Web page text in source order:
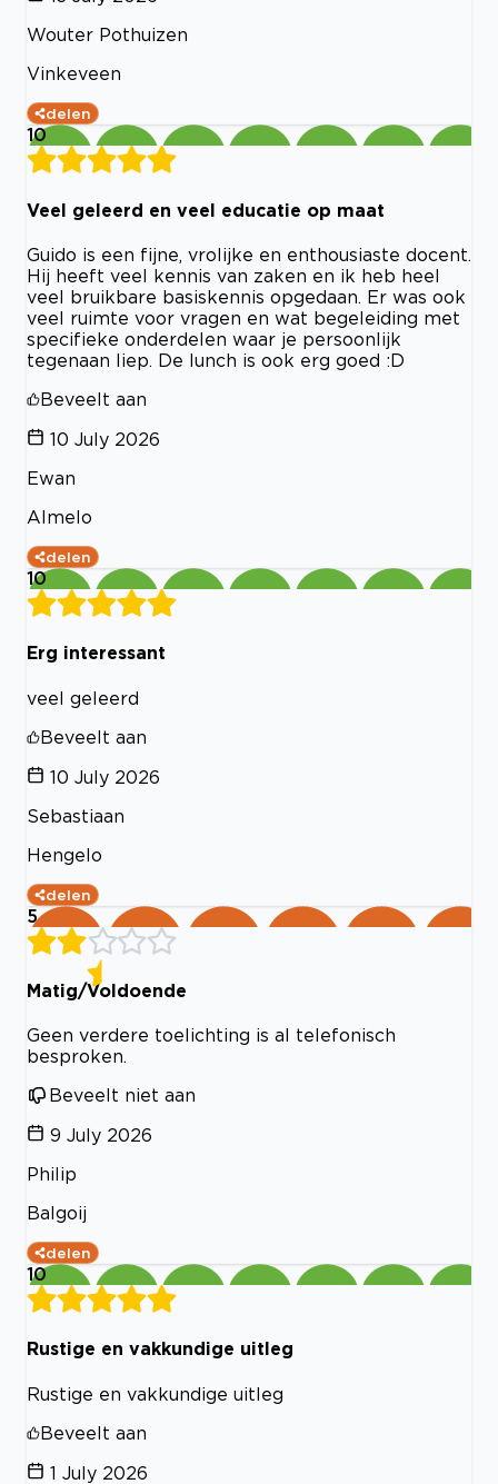
Wouter Pothuizen
Vinkeveen
delen
10
Veel geleerd en veel educatie op maat
Guido is een fijne, vrolijke en enthousiaste docent.
Hij heeft veel kennis van zaken en ik heb heel
veel bruikbare basiskennis opgedaan. Er was ook
veel ruimte voor vragen en wat begeleiding met
specifieke onderdelen waar je persoonlijk
tegenaan liep. De lunch is ook erg goed :D
Beveelt aan
10 July 2026
Ewan
Almelo
delen
10
Erg interessant
veel geleerd
Beveelt aan
10 July 2026
Sebastiaan
Hengelo
delen
5
Matig/Voldoende
Geen verdere toelichting is al telefonisch
besproken.
Beveelt niet aan
9 July 2026
Philip
Balgoij
delen
10
Rustige en vakkundige uitleg
Rustige en vakkundige uitleg
Beveelt aan
1 July 2026